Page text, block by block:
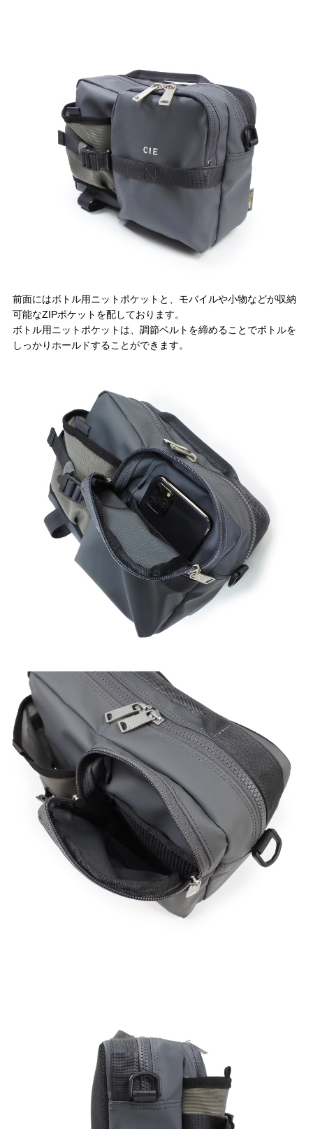
前面にはボトル用ニットポケットと、モバイルや小物などが収納
可能なZIPポケットを配しております。
ボトル用ニットポケットは、調節ベルトを締めることでボトルを
しっかりホールドすることができます。